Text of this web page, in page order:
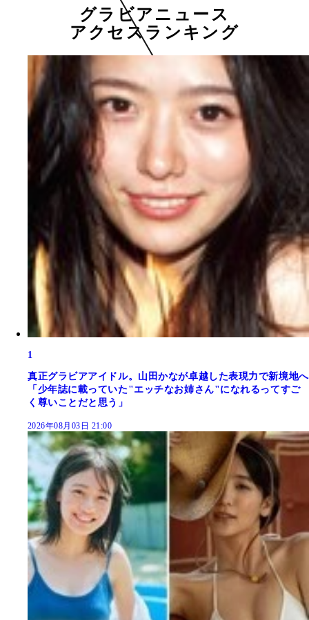
グラビアニュース
アクセスランキング
1
真正グラビアアイドル。山田かなが卓越した表現力で新境地へ
「少年誌に載っていた"エッチなお姉さん"になれるってすご
く尊いことだと思う」
2026年08月03日 21:00